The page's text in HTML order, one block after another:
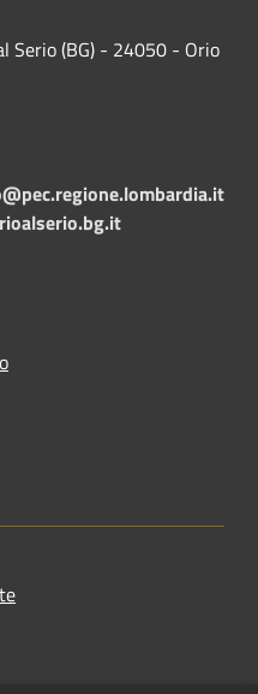
Serio (BG) - 24050 - Orio
bg.it